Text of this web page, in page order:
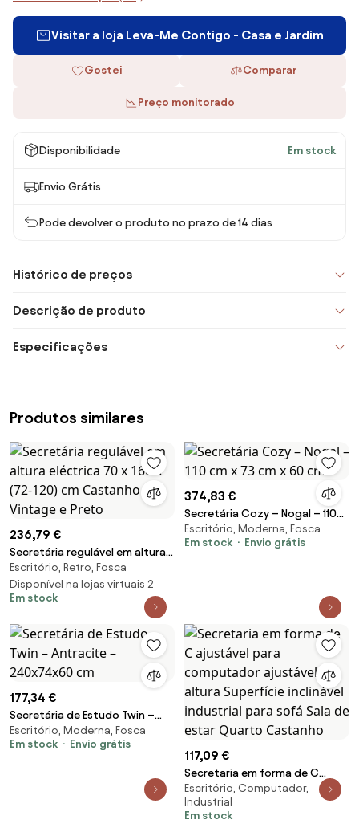
Visitar a loja Leva-Me Contigo - Casa e Jardim
Gostei Comparar
Preço monitorado
Disponibilidade Em stock
Envio Grátis
Pode devolver o produto no prazo de 14 dias
Histórico de preços
Descrição de produto
Especificações
Produtos similares
236,79 €
Secretária regulável em altura
eléctrica 70 x 160 x (72-120) cm
Castanho Vintage e Preto
Escritório, Retro, Fosca
Disponível na lojas virtuais 2
Em stock
374,83 €
Secretária Cozy – Nogal – 110
cm x 73 cm x 60 cm
Escritório, Moderna, Fosca
Em stock
Envio grátis
177,34 €
Secretária de Estudo Twin –
Antracite – 240x74x60 cm
Escritório, Moderna, Fosca
Em stock
Envio grátis
117,09 €
Secretaria em forma de C
ajustável para computador
ajustável em altura Superfície
inclinável industrial para sofá
Escritório, Computador,
Industrial
Em stock